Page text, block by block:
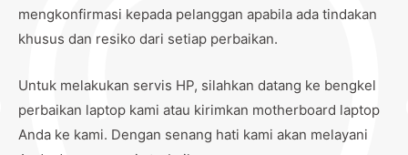
mengkonfirmasi kepada pelanggan apabila ada tindakan
khusus dan resiko dari setiap perbaikan.
Untuk melakukan servis HP, silahkan datang ke bengkel
perbaikan laptop kami atau kirimkan motherboard laptop
Anda ke kami. Dengan senang hati kami akan melayani